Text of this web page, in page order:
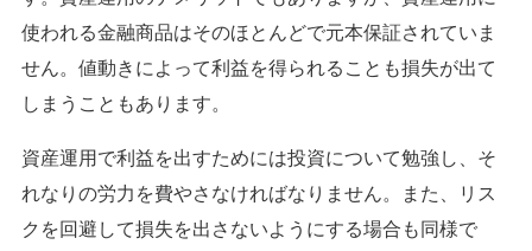
使われる金融商品はそのほとんどで元本保証されていま
せん。値動きによって利益を得られることも損失が出て
しまうこともあります。
資産運用で利益を出すためには投資について勉強し、そ
れなりの労力を費やさなければなりません。また、リス
クを回避して損失を出さないようにする場合も同様で